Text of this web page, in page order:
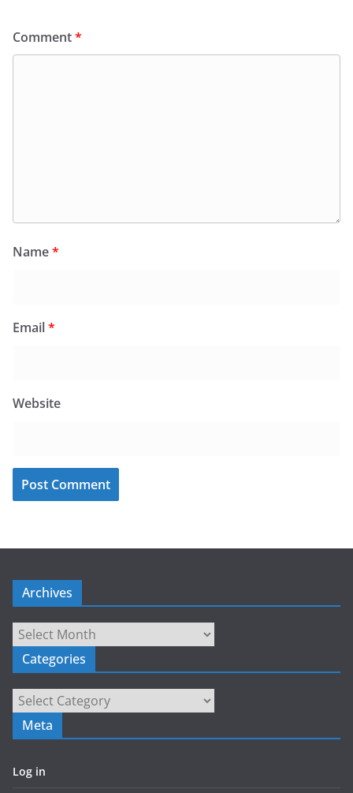
Comment*
Name*
Email*
Website
Archives
Archives
Categories
Categories
Meta
Log in